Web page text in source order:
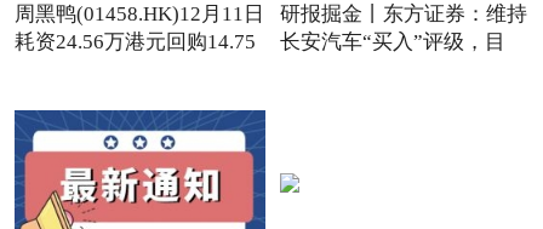
周黑鸭(01458.HK)12月11日
耗资24.56万港元回购14.75
研报掘金丨东方证券：维持
长安汽车“买入”评级，目